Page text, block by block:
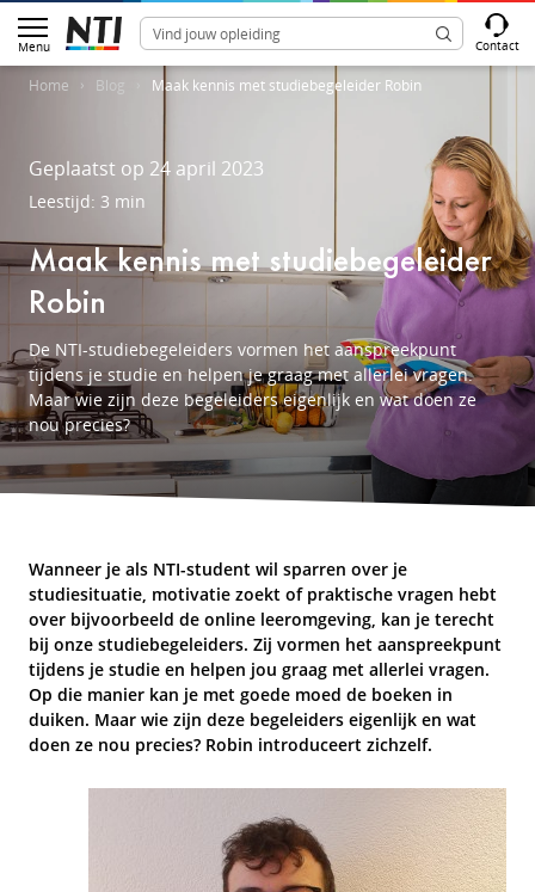
Menu Contact
Home Blog Maak kennis met studiebegeleider Robin
Geplaatst op 24 april 2023
Leestijd: 3 min
Maak kennis met studiebegeleider
Robin
De NTI-studiebegeleiders vormen het aanspreekpunt
tijdens je studie en helpen je graag met allerlei vragen.
Maar wie zijn deze begeleiders eigenlijk en wat doen ze
nou precies?
Wanneer je als NTI-student wil sparren over je
studiesituatie, motivatie zoekt of praktische vragen hebt
over bijvoorbeeld de online leeromgeving, kan je terecht
bij onze studiebegeleiders. Zij vormen het aanspreekpunt
tijdens je studie en helpen jou graag met allerlei vragen.
Op die manier kan je met goede moed de boeken in
duiken. Maar wie zijn deze begeleiders eigenlijk en wat
doen ze nou precies? Robin introduceert zichzelf.